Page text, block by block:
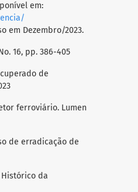
em:
em Dezembro/2023.
16, pp. 386-405
de
ferroviário. Lumen
de erradicação de
Histórico da